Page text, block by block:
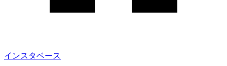
インスタベース